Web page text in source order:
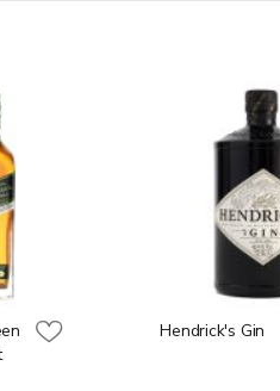
Hendrick's Gin